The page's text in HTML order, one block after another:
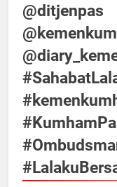
@ditjenpas